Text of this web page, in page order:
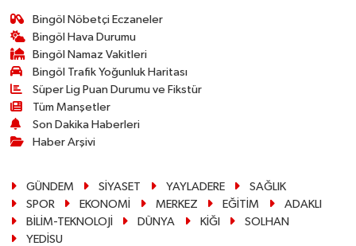
Bingöl Nöbetçi Eczaneler
Bingöl Hava Durumu
Bingöl Namaz Vakitleri
Bingöl Trafik Yoğunluk Haritası
Süper Lig Puan Durumu ve Fikstür
Tüm Manşetler
Son Dakika Haberleri
Haber Arşivi
GÜNDEM SİYASET YAYLADERE
SAĞLIK
SPOR
EKONOMİ MERKEZ EĞİTİM
ADAKLI
BİLİM-TEKNOLOJİ
DÜNYA KİĞI
SOLHAN
YEDİSU